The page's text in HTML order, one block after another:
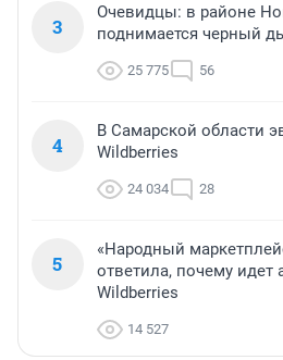
3
Очевидцы: в районе
поднимается черный
25 775 56
4
В Самарской области
Wildberries
24 034 28
5
«Народный
ответила, почему идет
Wildberries
14 527